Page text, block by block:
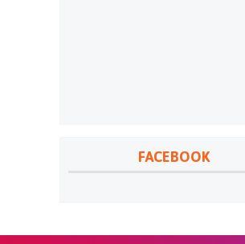
FACEBOOK